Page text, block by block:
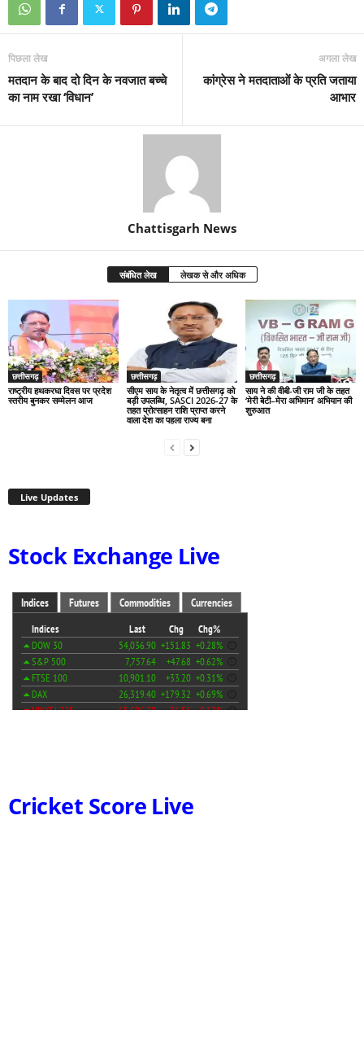
पिछला लेख
मतदान के बाद दो दिन के नवजात बच्चे
का नाम रखा ‘विधान’
अगला लेख
कांग्रेस ने मतदाताओं के प्रति जताया
आभार
Chattisgarh News
संबंधित लेख लेखक से और अधिक
छत्तीसगढ़
राष्ट्रीय हथकरघा दिवस पर प्रदेश
स्तरीय बुनकर सम्मेलन आज
छत्तीसगढ़
सीएम साय के नेतृत्व में छत्तीसगढ़ को
बड़ी उपलब्धि, SASCI 2026-27 के
तहत प्रोत्साहन राशि प्राप्त करने
वाला देश का पहला राज्य बना
छत्तीसगढ़
साय ने की वीबी-जी राम जी के तहत
‘मेरी बेटी–मेरा अभिमान’ अभियान की
शुरुआत
Live Updates
Stock Exchange Live
Cricket Score Live